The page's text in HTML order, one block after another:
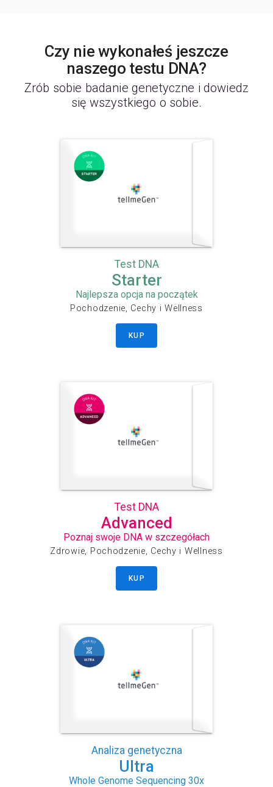
Czy nie wykonałeś jeszcze
naszego testu DNA?
Zrób sobie badanie genetyczne i dowiedz
się wszystkiego o sobie.
Test DNA
Starter
Najlepsza opcja na początek
Pochodzenie, Cechy i Wellness
KUP
Test DNA
Advanced
Poznaj swoje DNA w szczegółach
Zdrowie, Pochodzenie, Cechy i Wellness
KUP
Analiza genetyczna
Ultra
Whole Genome Sequencing 30x